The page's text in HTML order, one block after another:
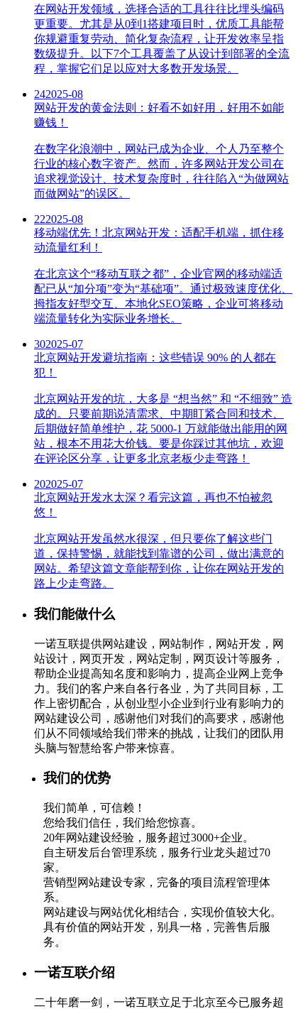
在网站开发领域，选择合适的工具往往比埋头编码
更重要。尤其是从0到1搭建项目时，优质工具能帮
你规避重复劳动、简化复杂流程，让开发效率呈指
数级提升。以下7个工具覆盖了从设计到部署的全流
程，掌握它们足以应对大多数开发场景。
242025-08
网站开发的黄金法则：好看不如好用，好用不如能
赚钱！
在数字化浪潮中，网站已成为企业、个人乃至整个
行业的核心数字资产。然而，许多网站开发公司在
追求视觉设计、技术复杂度时，往往陷入“为做网站
而做网站”的误区。
222025-08
移动端优先！北京网站开发：适配手机端，抓住移
动流量红利！
在北京这个“移动互联之都”，企业官网的移动端适
配已从“加分项”变为“基础项”。通过极致速度优化、
拇指友好型交互、本地化SEO策略，企业可将移动
端流量转化为实际业务增长。
302025-07
北京网站开发避坑指南：这些错误 90% 的人都在
犯！
北京网站开发的坑，大多是 “想当然” 和 “不细致” 造
成的。只要前期说清需求、中期盯紧合同和技术、
后期做好简单维护，花 5000-1 万就能做出能用的网
站，根本不用花大价钱。要是你踩过其他坑，欢迎
在评论区分享，让更多北京老板少走弯路！
202025-07
北京网站开发水太深？看完这篇，再也不怕被忽
悠！
北京网站开发虽然水很深，但只要你了解这些门
道，保持警惕，就能找到靠谱的公司，做出满意的
网站。希望这篇文章能帮到你，让你在网站开发的
路上少走弯路。
我们能做什么
一诺互联提供网站建设，网站制作，网站开发，网
站设计，网页开发，网站定制，网页设计等服务，
帮助企业提高知名度和影响力，提高企业网上竞争
力。我们的客户来自各行各业，为了共同目标，工
作上密切配合，从创业型小企业到行业有影响力的
网站建设公司，感谢他们对我们的高要求，感谢他
们从不同领域给我们带来的挑战，让我们的团队用
头脑与智慧给客户带来惊喜。
我们的优势
我们简单，可信赖！
您给我们信任，我们给您惊喜。
20年网站建设经验，服务超过3000+企业。
自主研发后台管理系统，服务行业龙头超过70
家。
营销型网站建设专家，完备的项目流程管理体
系。
网站建设与网站优化相结合，实现价值较大化。
具有价值的网站开发，别具一格，完善售后服
务。
一诺互联介绍
二十年磨一剑，一诺互联立足于北京至今已服务超